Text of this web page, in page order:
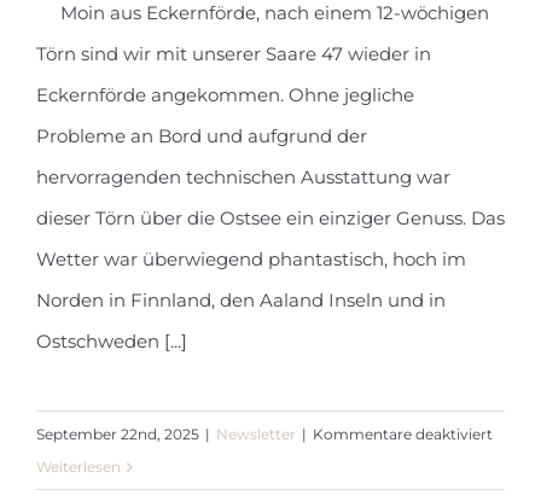
Newsletter September 2025
Moin aus Eckernförde, nach einem 12-wöchigen
Törn sind wir mit unserer Saare 47 wieder in
Eckernförde angekommen. Ohne jegliche
Probleme an Bord und aufgrund der
hervorragenden technischen Ausstattung war
dieser Törn über die Ostsee ein einziger Genuss. Das
Wetter war überwiegend phantastisch, hoch im
Norden in Finnland, den Aaland Inseln und in
Ostschweden [...]
September 22nd, 2025 | Newsletter | Kommentare deaktiviert
Weiterlesen